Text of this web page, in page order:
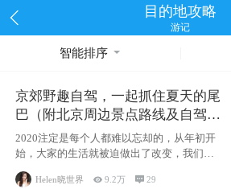
目的地攻略
游记
智能排序
京郊野趣自驾，一起抓住夏天的尾
巴（附北京周边景点路线及自驾攻
略）
2020注定是每个人都难以忘却的，从年初开
始，大家的生活就被迫做出了改变，我们也
不例外。本来双双辞职是为
Helen晓世界 9.2万 29